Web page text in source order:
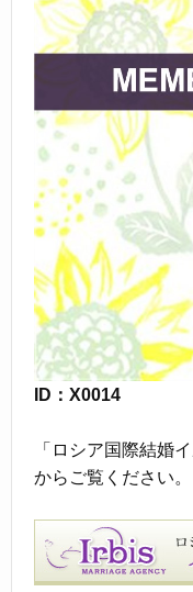
ID：X0014
「ロシア国際結婚
からご覧ください。